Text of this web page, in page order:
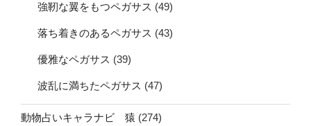
強靭な翼をもつペガサス (49)
落ち着きのあるペガサス (43)
優雅なペガサス (39)
波乱に満ちたペガサス (47)
動物占いキャラナビ 猿 (274)